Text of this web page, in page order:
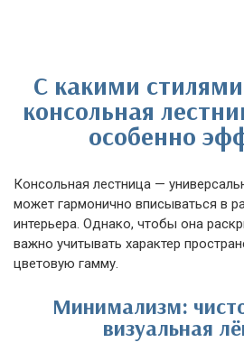
С какими
консольная
особенно
Консольная лестница —
может гармонично вписываться в
интерьера. Однако, чтобы она
важно учитывать характер
цветовую гамму.
Минимализм:
визуальная